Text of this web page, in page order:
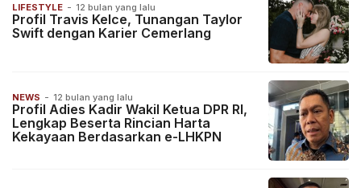
LIFESTYLE - 12 bulan yang lalu
Profil Travis Kelce, Tunangan Taylor
Swift dengan Karier Cemerlang
NEWS - 12 bulan yang lalu
Profil Adies Kadir Wakil Ketua DPR RI,
Lengkap Beserta Rincian Harta
Kekayaan Berdasarkan e-LHKPN